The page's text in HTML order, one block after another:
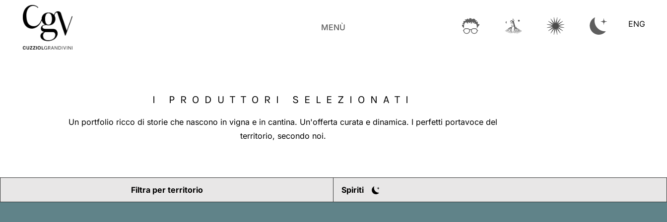
MENÙ ENG
I PRODUTTORI SELEZIONATI
Un portfolio ricco di storie che nascono in vigna e in cantina. Un'offerta curata e dinamica. I perfetti portavoce del
territorio, secondo noi.
Filtra per territorio Spiriti